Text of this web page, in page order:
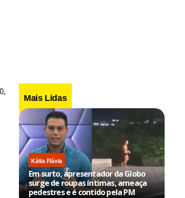
Mais Lidas
Kátia Flávia
Em surto, apresentador da Globo
surge de roupas íntimas, ameaça
pedestres e é contido pela PM